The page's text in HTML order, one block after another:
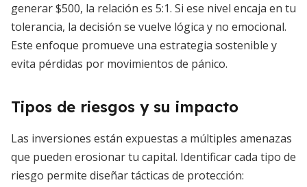
generar $500, la relación es 5:1. Si ese nivel encaja en tu
tolerancia, la decisión se vuelve lógica y no emocional.
Este enfoque promueve una estrategia sostenible y
evita pérdidas por movimientos de pánico.
Tipos de riesgos y su impacto
Las inversiones están expuestas a múltiples amenazas
que pueden erosionar tu capital. Identificar cada tipo de
riesgo permite diseñar tácticas de protección: